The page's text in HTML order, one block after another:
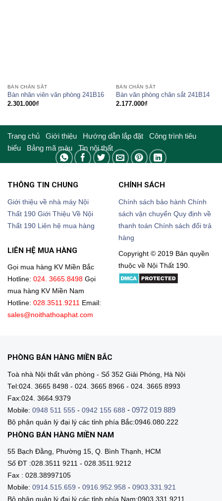
BÀN CHÂN SẮT
Bàn nhân viên văn phòng 241B16
2.301.000₫
BÀN CHÂN SẮT
Bàn văn phòng chân sắt 241B14
2.177.000₫
Trang chủ Giới thiệu Hướng dẫn lắp đặt Công trình tiêu
biểu
Bảng mã màu Tin nội thất
THÔNG TIN CHUNG
Giới thiệu về nhà máy Nội
Thất 190 Giới Thiệu Về Nội
Thất 190
Liên hệ mua hàng
CHÍNH SÁCH
Chính sách bảo hành Chính
sách vận chuyển Quy định về
thanh toán Chính sách đổi trả
hàng
LIÊN HỆ MUA HÀNG
Gọi mua hàng KV Miền Bắc
Hotline: 024. 3665.8498 Gọi
mua hàng KV Miền Nam
Hotline: 028.3511.9211 Email:
sales@noithathoaphat.com
Copyright © 2019 Bản quyền
thuộc về Nội Thất 190.
PHÒNG BÁN HÀNG MIỀN BẮC
Toà nhà Nội thất văn phòng - Số 352 Giải Phóng, Hà Nội
Tel:024. 3665 8498 - 024. 3665 8966 - 024. 3665 8993
Fax:024. 3664.9379
Mobile: 0948 511 555 - 0942 155 688 - 0972 019 889
Bộ phận quản lý đại lý các tỉnh phía Bắc:0946.080.222
PHÒNG BÁN HÀNG MIỀN NAM
55 Bạch Đằng, Phường 15, Q. Bình Thạnh, HCM
Số ĐT :028.3511 9211 - 028.3511.9212
Fax : 028.38997105
Mobile: 0914.515.659 - 0916.952.958 - 0903.331.921
Bộ phận quản lý đại lý các tỉnh phía Nam:0903.331.9211